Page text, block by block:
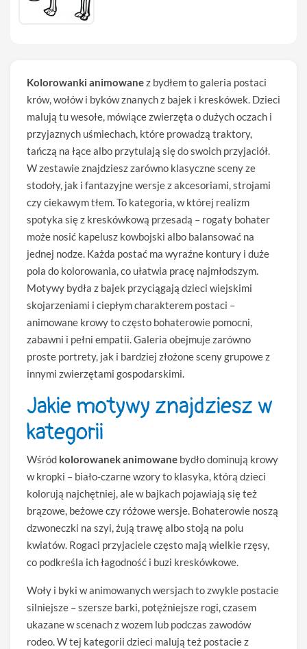
Kolorowanki animowanez bydłem to galeria postaci
krów, wołów i byków znanych z bajek i kreskówek. Dzieci
malują tu wesołe, mówiące zwierzęta o dużych oczach i
przyjaznych uśmiechach, które prowadzą traktory,
tańczą na łące albo przytulają się do swoich przyjaciół.
W zestawie znajdziesz zarówno klasyczne sceny ze
stodoły, jak i fantazyjne wersje z akcesoriami, strojami
czy ciekawym tłem. To kategoria, w której realizm
spotyka się z kreskówkową przesadą – rogaty bohater
może nosić kapelusz kowbojski albo balansować na
jednej nodze. Każda postać ma wyraźne kontury i duże
pola do kolorowania, co ułatwia pracę najmłodszym.
Motywy bydła z bajek przyciągają dzieci wiejskimi
skojarzeniami i ciepłym charakterem postaci –
animowane krowy to często bohaterowie pomocni,
zabawni i pełni empatii. Galeria obejmuje zarówno
proste portrety, jak i bardziej złożone sceny grupowe z
innymi zwierzętami gospodarskimi.
Jakie motywy znajdziesz w
kategorii
Wśród kolorowanek animowane bydło dominują krowy
w kropki – biało-czarne wzory to klasyka, którą dzieci
kolorują najchętniej, ale w bajkach pojawiają się też
brązowe, beżowe czy różowe wersje. Bohaterowie noszą
dzwoneczki na szyi, żują trawę albo stoją na polu
kwiatów. Rogaci przyjaciele często mają wielkie rzęsy,
co podkreśla ich łagodność i buzi kreskówkowe.
Woły i byki w animowanych wersjach to zwykle postacie
silniejsze – szersze barki, potężniejsze rogi, czasem
ukazane w scenach z wozem lub podczas zawodów
rodeo. W tej kategorii dzieci malują też postacie z